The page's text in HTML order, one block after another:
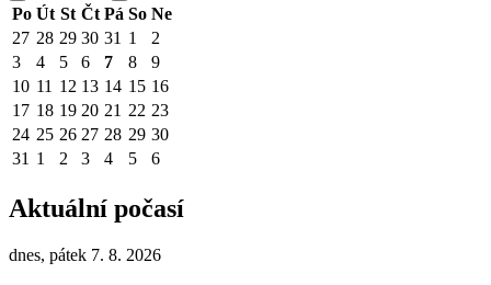
Po Út St Čt Pá So Ne
27 28 29 30 31 1
2
3
4 5 6 7 8
9
10 11 12 13 14 15 16
17 18 19 20 21 22 23
24 25 26 27 28 29 30
31 1 2 3 4 5 6
Aktuální počasí
dnes, pátek 7. 8. 2026